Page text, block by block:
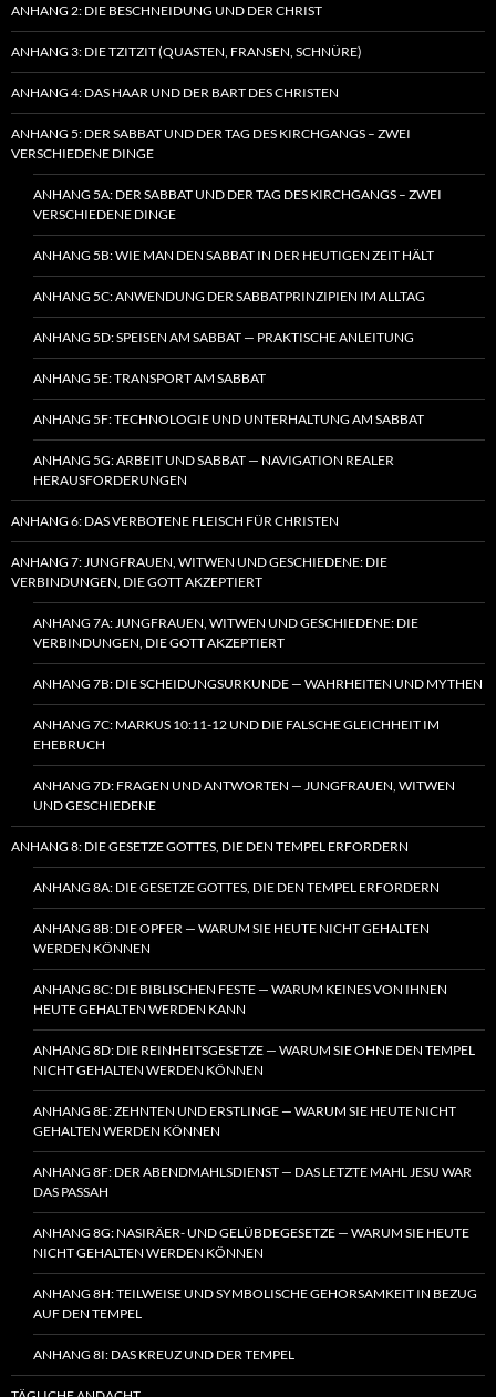
ANHANG 2: DIE BESCHNEIDUNG UND DER CHRIST
ANHANG 3: DIE TZITZIT (QUASTEN, FRANSEN, SCHNÜRE)
ANHANG 4: DAS HAAR UND DER BART DES CHRISTEN
ANHANG 5: DER SABBAT UND DER TAG DES KIRCHGANGS – ZWEI
VERSCHIEDENE DINGE
ANHANG 5A: DER SABBAT UND DER TAG DES KIRCHGANGS – ZWEI
VERSCHIEDENE DINGE
ANHANG 5B: WIE MAN DEN SABBAT IN DER HEUTIGEN ZEIT HÄLT
ANHANG 5C: ANWENDUNG DER SABBATPRINZIPIEN IM ALLTAG
ANHANG 5D: SPEISEN AM SABBAT — PRAKTISCHE ANLEITUNG
ANHANG 5E: TRANSPORT AM SABBAT
ANHANG 5F: TECHNOLOGIE UND UNTERHALTUNG AM SABBAT
ANHANG 5G: ARBEIT UND SABBAT — NAVIGATION REALER
HERAUSFORDERUNGEN
ANHANG 6: DAS VERBOTENE FLEISCH FÜR CHRISTEN
ANHANG 7: JUNGFRAUEN, WITWEN UND GESCHIEDENE: DIE
VERBINDUNGEN, DIE GOTT AKZEPTIERT
ANHANG 7A: JUNGFRAUEN, WITWEN UND GESCHIEDENE: DIE
VERBINDUNGEN, DIE GOTT AKZEPTIERT
ANHANG 7B: DIE SCHEIDUNGSURKUNDE — WAHRHEITEN UND MYTHEN
ANHANG 7C: MARKUS 10:11-12 UND DIE FALSCHE GLEICHHEIT IM
EHEBRUCH
ANHANG 7D: FRAGEN UND ANTWORTEN — JUNGFRAUEN, WITWEN
UND GESCHIEDENE
ANHANG 8: DIE GESETZE GOTTES, DIE DEN TEMPEL ERFORDERN
ANHANG 8A: DIE GESETZE GOTTES, DIE DEN TEMPEL ERFORDERN
ANHANG 8B: DIE OPFER — WARUM SIE HEUTE NICHT GEHALTEN
WERDEN KÖNNEN
ANHANG 8C: DIE BIBLISCHEN FESTE — WARUM KEINES VON IHNEN
HEUTE GEHALTEN WERDEN KANN
ANHANG 8D: DIE REINHEITSGESETZE — WARUM SIE OHNE DEN TEMPEL
NICHT GEHALTEN WERDEN KÖNNEN
ANHANG 8E: ZEHNTEN UND ERSTLINGE — WARUM SIE HEUTE NICHT
GEHALTEN WERDEN KÖNNEN
ANHANG 8F: DER ABENDMAHLSDIENST — DAS LETZTE MAHL JESU WAR
DAS PASSAH
ANHANG 8G: NASIRÄER- UND GELÜBDEGESETZE — WARUM SIE HEUTE
NICHT GEHALTEN WERDEN KÖNNEN
ANHANG 8H: TEILWEISE UND SYMBOLISCHE GEHORSAMKEIT IN BEZUG
AUF DEN TEMPEL
ANHANG 8I: DAS KREUZ UND DER TEMPEL